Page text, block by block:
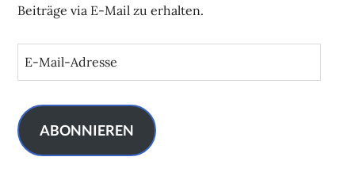
Beiträge via E-Mail zu erhalten.
i
l
ABONNIEREN